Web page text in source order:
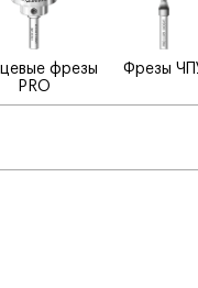
фрезы
PRO
Фрезы